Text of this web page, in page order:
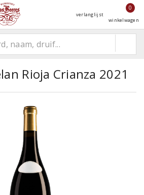
verlanglijst
0
winkelwagen
Rioja Crianza 2021